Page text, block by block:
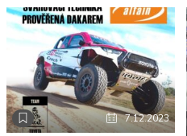
NOVINKA 7.12.2023